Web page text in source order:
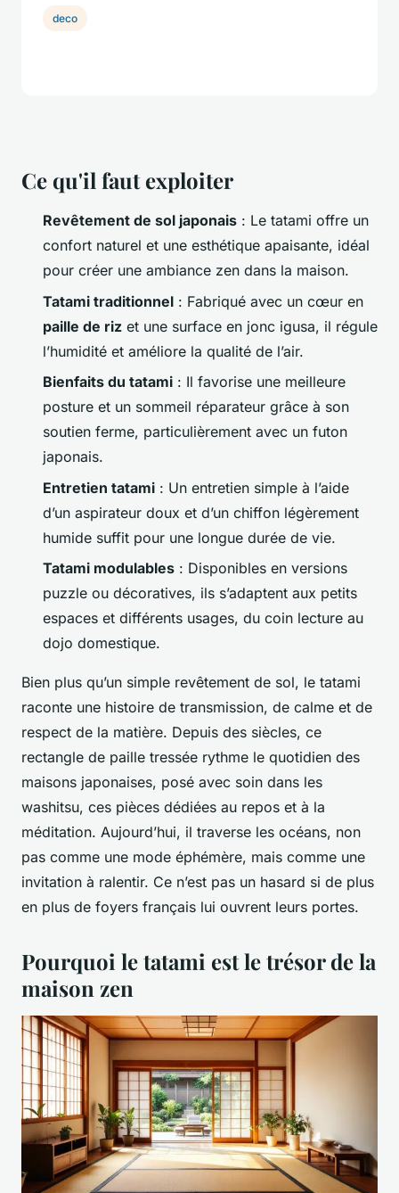
Ce qu'il faut exploiter
Revêtement de sol japonais : Le tatami offre un
confort naturel et une esthétique apaisante, idéal
pour créer une ambiance zen dans la maison.
Tatami traditionnel : Fabriqué avec un cœur en
paille de riz et une surface en jonc igusa, il régule
l’humidité et améliore la qualité de l’air.
Bienfaits du tatami : Il favorise une meilleure
posture et un sommeil réparateur grâce à son
soutien ferme, particulièrement avec un futon
japonais.
Entretien tatami : Un entretien simple à l’aide
d’un aspirateur doux et d’un chiffon légèrement
humide suffit pour une longue durée de vie.
Tatami modulables : Disponibles en versions
puzzle ou décoratives, ils s’adaptent aux petits
espaces et différents usages, du coin lecture au
dojo domestique.
Bien plus qu’un simple revêtement de sol, le tatami
raconte une histoire de transmission, de calme et de
respect de la matière. Depuis des siècles, ce
rectangle de paille tressée rythme le quotidien des
maisons japonaises, posé avec soin dans les
washitsu, ces pièces dédiées au repos et à la
méditation. Aujourd’hui, il traverse les océans, non
pas comme une mode éphémère, mais comme une
invitation à ralentir. Ce n’est pas un hasard si de plus
en plus de foyers français lui ouvrent leurs portes.
Pourquoi le tatami est le trésor de la
maison zen
deco